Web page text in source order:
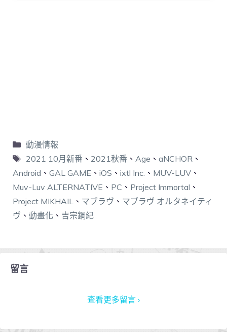
動漫情報
2021 10月新番 、 2021秋番 、 Age 、 aNCHOR、
Android 、 GAL GAME 、 iOS 、 ixtl Inc. 、 MUV-LUV 、
Muv-Luv ALTERNATIVE 、 PC 、 Project Immortal 、
Project MIKHAIL 、 マブラヴ 、 マブラヴ オルタネイティ
ヴ 、 動畫化 、 吉宗鋼紀
留言
查看更多留言 ›